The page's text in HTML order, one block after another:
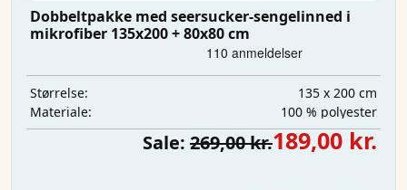
Dobbeltpakke med seersucker-sengelinned i
mikrofiber 135x200 + 80x80 cm
Størrelse:
135 x 200 cm
Materiale:
100 % polyester
Sale: 269,00 kr.189,00 kr.